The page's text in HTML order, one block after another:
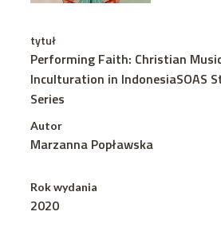
tytuł
Performing Faith: Christian
Inculturation in IndonesiaSOAS
Series
Autor
Marzanna Popławska
Rok wydania
2020